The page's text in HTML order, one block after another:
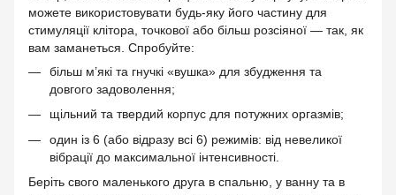
можете використовувати будь-яку його частину для
стимуляції клітора, точкової або більш розсіяної — так, як
вам заманеться. Спробуйте:
більш м’які та гнучкі «вушка» для збудження та
довгого задоволення;
щільний та твердий корпус для потужних оргазмів;
один із 6 (або відразу всі 6) режимів: від невеликої
вібрації до максимальної інтенсивності.
Беріть свого маленького друга в спальню, у ванну та в